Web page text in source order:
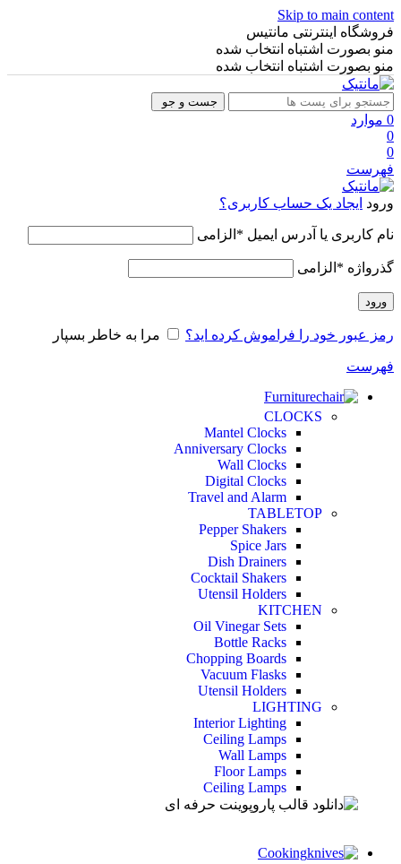
Skip to main content
فروشگاه اینترنتی مانتیس
منو بصورت اشتباه انتخاب شده
منو بصورت اشتباه انتخاب شده
جست و جو
0 موارد
0
0
فهرست
ورود ایجاد یک حساب کاربری؟
نام کاربری یا آدرس ایمیل * الزامی
گذرواژه * الزامی
ورود
رمز عبور خود را فراموش کرده اید؟ مرا به خاطر بسپار
فهرست
Furniture
CLOCKS
Mantel Clocks
Anniversary Clocks
Wall Clocks
Digital Clocks
Travel and Alarm
TABLETOP
Pepper Shakers
Spice Jars
Dish Drainers
Сocktail Shakers
Utensil Holders
KITCHEN
Oil Vinegar Sets
Bottle Racks
Chopping Boards
Vacuum Flasks
Utensil Holders
LIGHTING
Interior Lighting
Ceiling Lamps
Wall Lamps
Floor Lamps
Ceiling Lamps
Cooking